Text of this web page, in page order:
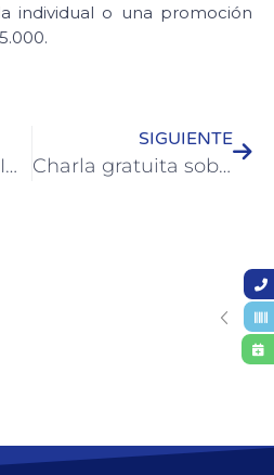
individual o una promoción
El presidente del IAPV visitó al Intendente y a los Concejales locales para dialogar sobre el financiamiento para finalizar las 72 viviendas
SIGUIENTE
Charla gratuita sobre sífilis en el CIC Barrio Ombú de Colón: prevención, testeo y detección temprana